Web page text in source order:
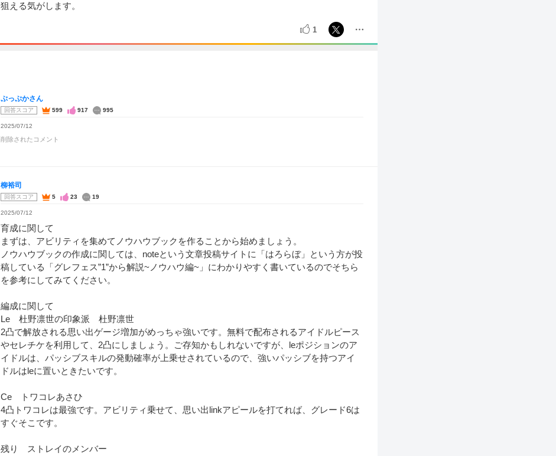
狙える気がします。
1
ぷっぷかさん
回答スコア 599 917 995
2025/07/12
削除されたコメント
柳裕司
回答スコア 5 23 19
2025/07/12
育成に関して
まずは、アビリティを集めてノウハウブックを作ることから始めましょう。
ノウハウブックの作成に関しては、noteという文章投稿サイトに「はろらぼ」という方が投
稿している「グレフェス”1”から解説~ノウハウ編~」にわかりやすく書いているのでそちら
を参考にしてみてください。
編成に関して
Le 杜野凛世の印象派 杜野凛世
2凸で解放される思い出ゲージ増加がめっちゃ強いです。無料で配布されるアイドルピース
やセレチケを利用して、2凸にしましょう。ご存知かもしれないですが、leポジションのア
イドルは、パッシブスキルの発動確率が上乗せされているので、強いパッシブを持つアイ
ドルはleに置いときたいです。
Ce トワコレあさひ
4凸トワコレは最強です。アビリティ乗せて、思い出linkアピールを打てれば、グレード6は
すぐそこです。
残り ストレイのメンバー